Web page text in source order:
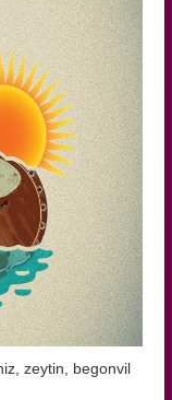
zeytin, begonvil